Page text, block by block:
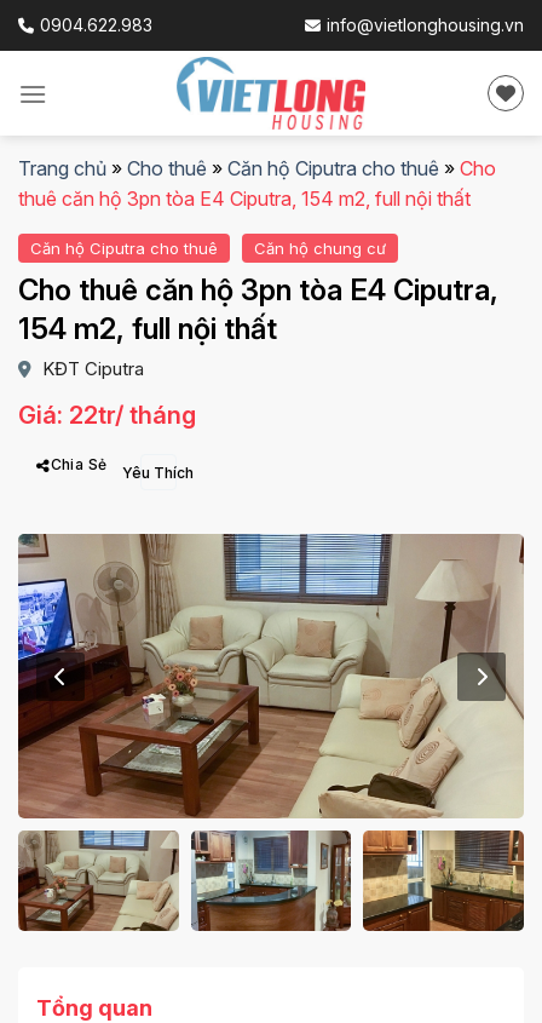
Skip
0904.622.983 info@vietlonghousing.vn
Trang chủ » Cho thuê » Căn hộ Ciputra cho thuê » Cho
thuê căn hộ 3pn tòa E4 Ciputra, 154 m2, full nội thất
Căn hộ Ciputra cho thuê Căn hộ chung cư
Cho thuê căn hộ 3pn tòa E4 Ciputra,
154 m2, full nội thất
KĐT Ciputra
Giá: 22tr/ tháng
Chia Sẻ
Tổng quan